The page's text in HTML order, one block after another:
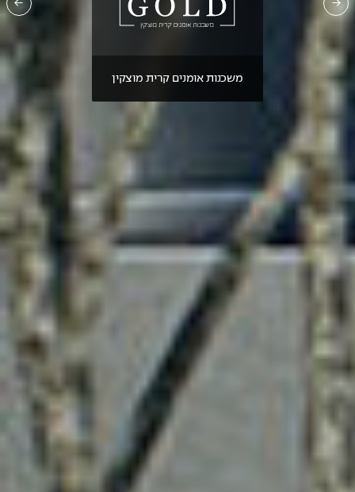
משכנות אומנים קרית מוצקין